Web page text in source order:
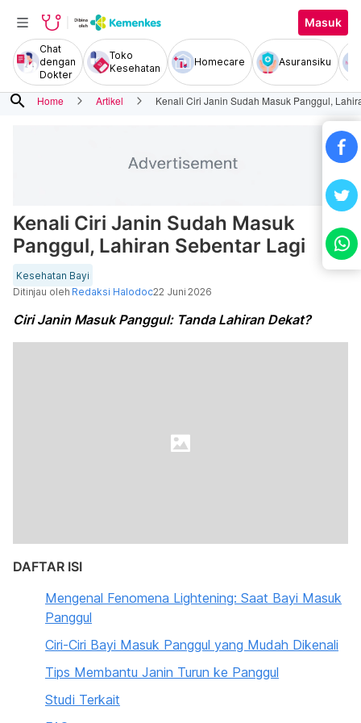
Masuk
Chat
dengan
Dokter
Toko
Kesehatan
Homecare Asuransiku
search Home Artikel Kenali Ciri Janin Sudah Masuk Panggul,
Kenali Ciri Janin Sudah Masuk
Panggul, Lahiran Sebentar Lagi
Kesehatan Bayi
Ditinjau oleh Redaksi Halodoc22 Juni 2026
Ciri Janin Masuk Panggul: Tanda Lahiran Dekat?
DAFTAR ISI
Mengenal Fenomena Lightening: Saat Bayi Masuk
Panggul
Ciri-Ciri Bayi Masuk Panggul yang Mudah Dikenali
Tips Membantu Janin Turun ke Panggul
Studi Terkait